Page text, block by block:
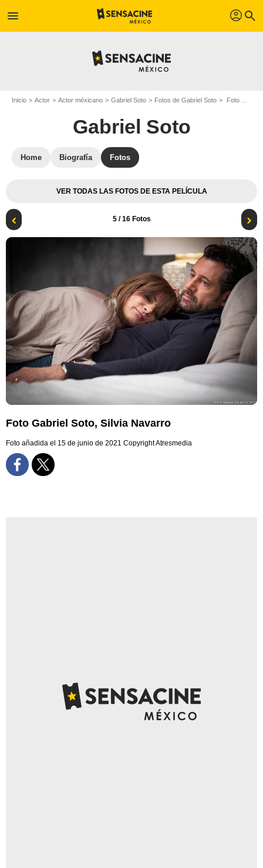
menu profil search
Inicio Actor Actor méxicano Gabriel Soto Fotos de Gabriel Soto Foto Gabriel Soto, Silvia Navarro
Gabriel Soto
Home Biografía Fotos
VER TODAS LAS FOTOS DE ESTA PELÍCULA
5/ 16 Fotos
Foto Gabriel Soto, Silvia Navarro
Foto añadida el 15 de junio de 2021 Copyright Atresmedia